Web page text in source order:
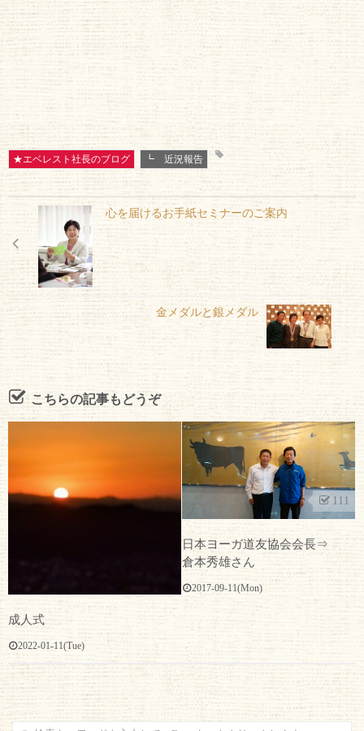
★エベレスト社長のブログ ┗ 近況報告
心を届けるお手紙セミナーのご案内
金メダルと銀メダル
こちらの記事もどうぞ
成人式
2022-01-11(Tue)
111
日本ヨーガ道友協会会長⇒
倉本秀雄さん
2017-09-11(Mon)